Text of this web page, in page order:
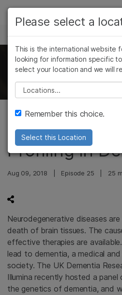
Skip to content
솔루션
학습
회사
지원
추천 링크
과학 및 교육
The Illumina
Large Scale
Profiling in
Aug 09, 2018 Episode 25 25
Neurodegenerative diseases
death of brain tissues. The
effective therapies are
lead to dementia, a medical
society. The UK Dementia
Illumina recently hosted a
the genetics of dementia, and
Please select a
This is the international website
looking for information specific
select your location and we will
Please select a location
Remember this choice.
Select this Location
암 연구
미생물학 연구
농업유전체학 연구
복합 질환 연구